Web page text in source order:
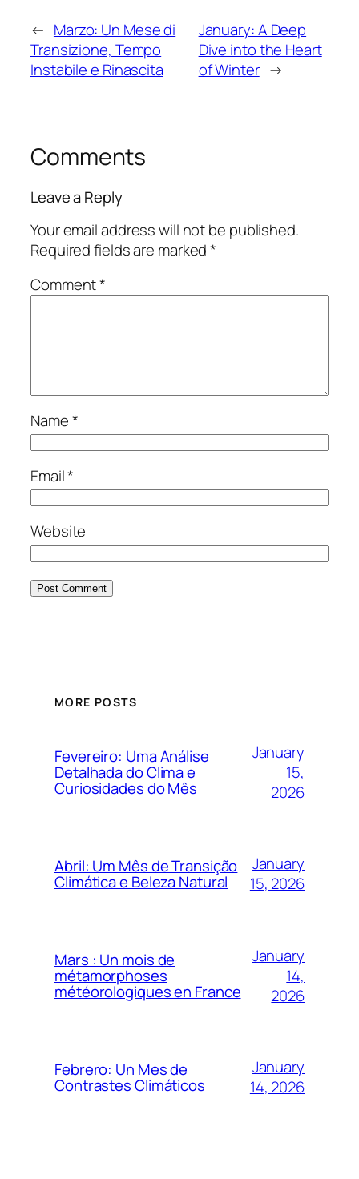
← Marzo: Un Mese di
Transizione, Tempo
Instabile e Rinascita
January: A Deep
Dive into the Heart
of Winter →
Comments
Leave a Reply
Your email address will not be published.
Required fields are marked*
Comment*
Name*
Email*
Website
MORE POSTS
Fevereiro: Uma Análise
Detalhada do Clima e
Curiosidades do Mês
January
15,
2026
Abril: Um Mês de Transição
Climática e Beleza Natural
January
15, 2026
Mars : Un mois de
métamorphoses
météorologiques en France
January
14,
2026
Febrero: Un Mes de
Contrastes Climáticos
January
14, 2026